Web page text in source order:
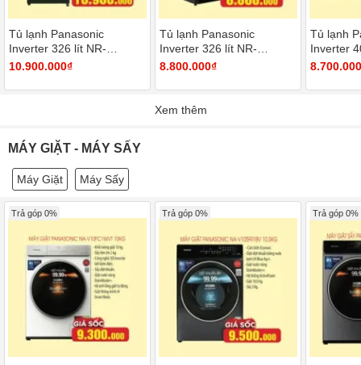
Tủ lạnh Panasonic
Inverter 326 lít NR-
TL351VGMV
10.900.000₫
Tủ lạnh Panasonic
Inverter 326 lít NR-
TL351GVKV
8.800.000₫
Tủ lạnh
Inverter
Xem thêm
MÁY GIẶT - MÁY SẤY
Máy Giặt Máy Sấy
Trả góp 0% Trả góp 0% Trả góp 0%